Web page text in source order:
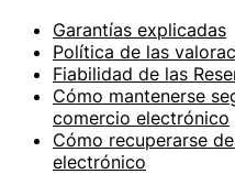
Garantías explicadas
Política de las
Fiabilidad de las
Cómo mantenerse
comercio electrónico
Cómo recuperarse
electrónico